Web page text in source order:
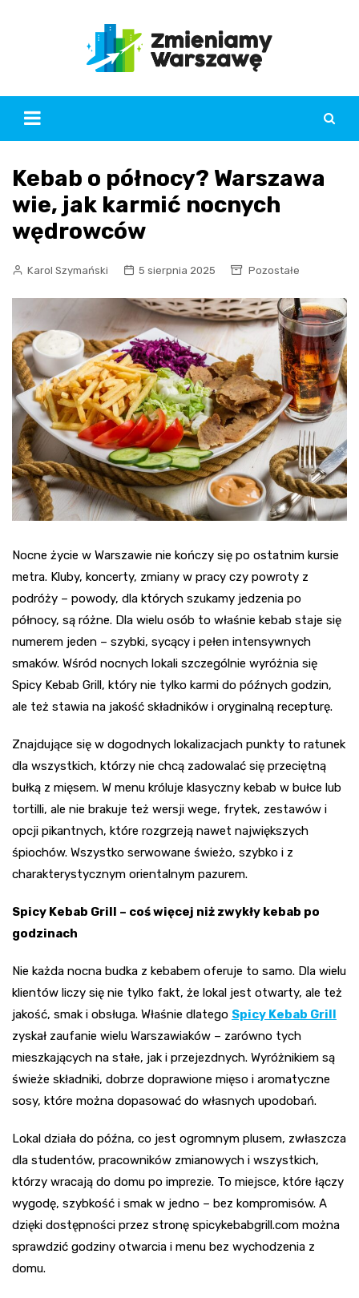
Kebab o północy? Warszawa
wie, jak karmić nocnych
wędrowców
Karol Szymański 5 sierpnia 2025 Pozostałe
Nocne życie w Warszawie nie kończy się po ostatnim kursie
metra. Kluby, koncerty, zmiany w pracy czy powroty z
podróży – powody, dla których szukamy jedzenia po
północy, są różne. Dla wielu osób to właśnie kebab staje się
numerem jeden – szybki, sycący i pełen intensywnych
smaków. Wśród nocnych lokali szczególnie wyróżnia się
Spicy Kebab Grill, który nie tylko karmi do późnych godzin,
ale też stawia na jakość składników i oryginalną recepturę.
Znajdujące się w dogodnych lokalizacjach punkty to ratunek
dla wszystkich, którzy nie chcą zadowalać się przeciętną
bułką z mięsem. W menu króluje klasyczny kebab w bułce lub
tortilli, ale nie brakuje też wersji wege, frytek, zestawów i
opcji pikantnych, które rozgrzeją nawet największych
śpiochów. Wszystko serwowane świeżo, szybko i z
charakterystycznym orientalnym pazurem.
Spicy Kebab Grill – coś więcej niż zwykły kebab po
godzinach
Nie każda nocna budka z kebabem oferuje to samo. Dla wielu
klientów liczy się nie tylko fakt, że lokal jest otwarty, ale też
jakość, smak i obsługa. Właśnie dlatego Spicy Kebab Grill
zyskał zaufanie wielu Warszawiaków – zarówno tych
mieszkających na stałe, jak i przejezdnych. Wyróżnikiem są
świeże składniki, dobrze doprawione mięso i aromatyczne
sosy, które można dopasować do własnych upodobań.
Lokal działa do późna, co jest ogromnym plusem, zwłaszcza
dla studentów, pracowników zmianowych i wszystkich,
którzy wracają do domu po imprezie. To miejsce, które łączy
wygodę, szybkość i smak w jedno – bez kompromisów. A
dzięki dostępności przez stronę spicykebabgrill.com można
sprawdzić godziny otwarcia i menu bez wychodzenia z
domu.